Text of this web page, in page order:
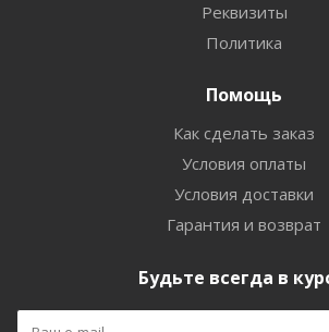
Реквизиты
Политика
Помощь
Как сделать заказ
Условия оплаты
Условия доставки
Гарантия и возврат
Будьте всегда в